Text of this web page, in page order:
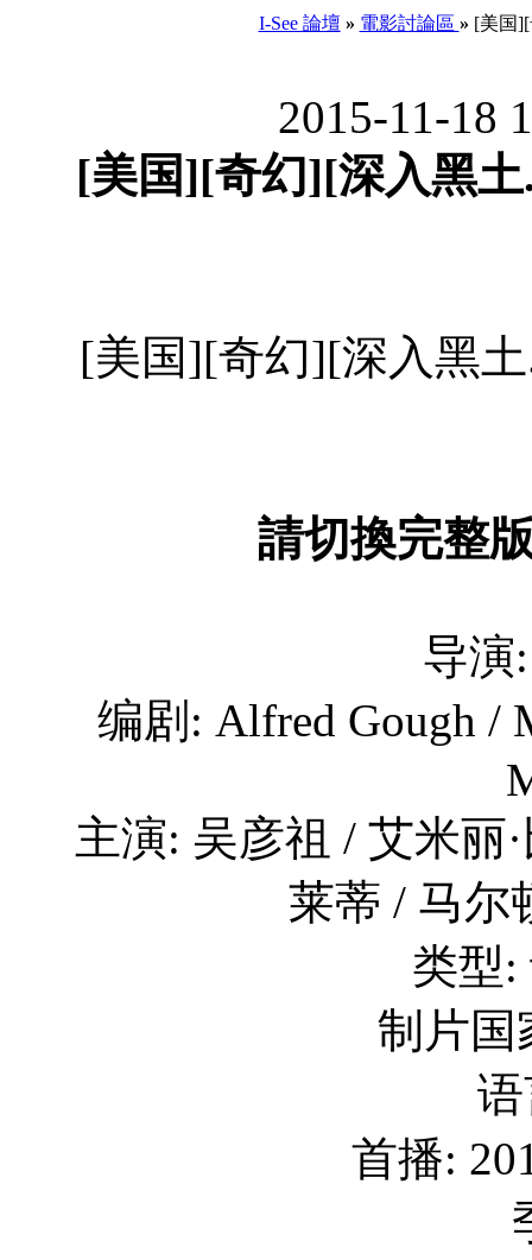
I-See 論壇 » 電影討論區 » [美国
2015-11-18
[美国][奇幻][深入黑
[美国][奇幻][深入黑
請切換完整
导演
编剧: Alfred Gough /
主演: 吴彦祖 / 艾米丽
莱蒂 / 马尔
类型:
制片国
首播: